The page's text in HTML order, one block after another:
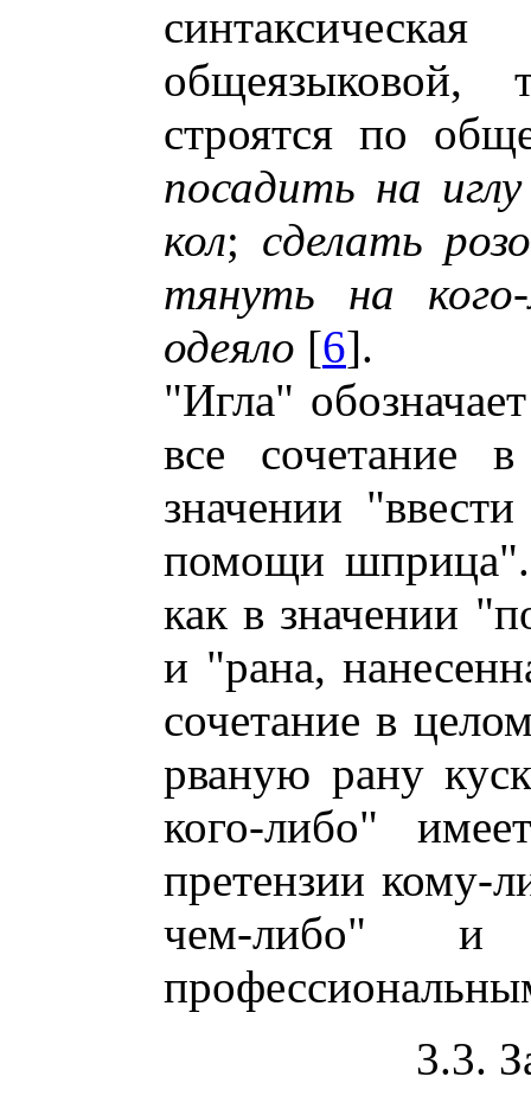
общеязыковой,
строятся по
посадить на
кол; сделать
тянуть на
одеяло [6].
"Игла"
все сочетание
значении
помощи шприца".
как в значении
и "рана,
сочетание в
рваную рану
кого-либо"
претензии кому-
чем-либо" и
3.3.